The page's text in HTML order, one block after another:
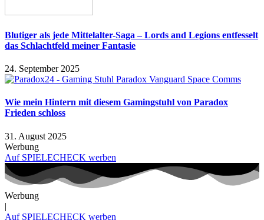
Blutiger als jede Mittelalter-Saga – Lords and Legions entfesselt
das Schlachtfeld meiner Fantasie
24. September 2025
Wie mein Hintern mit diesem Gamingstuhl von Paradox
Frieden schloss
31. August 2025
Werbung
Auf SPIELECHECK werben
Werbung
|
Auf SPIELECHECK werben